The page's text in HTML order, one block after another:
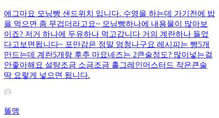
에그마요 모닝빵 샌드위치 입니다. 수영을 하는데 가기전에 밥
을 먹으면 좀 무겁더라고요~ 모닝빵하나에 내용물이 많아보
이죠? 저거 하나에 두유하나 먹고갑니다 거의 계란하나 들었
다고보면됩니다~ 포만감은 정말 엄청나구요 레시피는 빵5개
만드는데 계란5개랑 후추 마요네즈는 2큰술정도? 많이넣는걸
안좋아해요 설탕조금 소금조금 홀그레인머스터드 작은큰술
딱 요렇게 넣으면 됩니다.
똘맹